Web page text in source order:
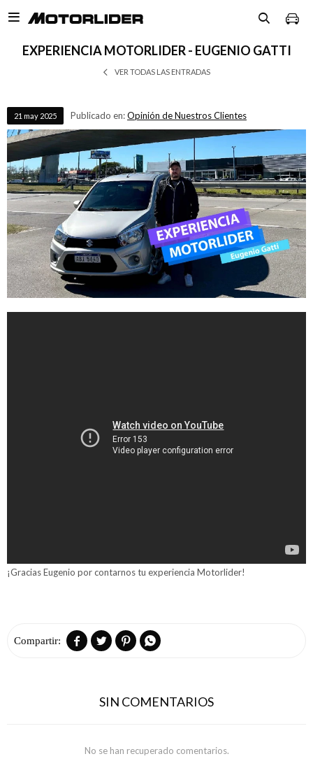

EXPERIENCIA MOTORLIDER - EUGENIO GATTI
VER TODAS LAS ENTRADAS
21 may 2025 Publicado en:Opinión de Nuestros Clientes
¡Gracias Eugenio por contarnos tu experiencia Motorlider!
   
SIN COMENTARIOS
No se han recuperado comentarios.